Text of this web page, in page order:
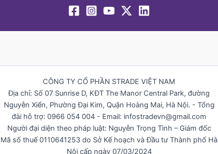
CÔNG TY CỔ PHẦN STRADE VIỆT NAM
Địa chỉ: Số 07 Sunrise D, KĐT The Manor Central Park, đường
Nguyễn Xiển, Phường Đại Kim, Quận Hoàng Mai, Hà Nội. - Tổng
đài hỗ trợ: 0966 054 004 - Email: infostradevn@gmail.com
Người đại diện theo pháp luật: Nguyễn Trọng Tình – Giám đốc
Mã số thuế 0110641253 do Sở Kế hoạch và Đầu tư Thành phố Hà
Nội cấp ngày 07/03/2024